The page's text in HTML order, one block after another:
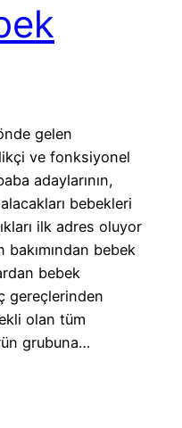
gelen
ve fonksiyonel
adaylarının,
bebekleri
ilk adres oluyor
bakımından bebek
bebek
gereçlerinden
olan tüm
grubuna…